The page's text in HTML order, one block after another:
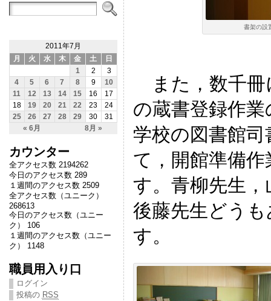
2011年7月
月
火 水 木 金 土 日
« 6月 8月 »
1 2
3
4
5 6 7 8 9
10
11
12 13 14 15 16
17
18
19 20 21 22 23
24
25
26 27 28 29 30 31
カウンター
全アクセス数 2194262
今日のアクセス数 289
１週間のアクセス数 2509
全アクセス数（ユニーク）
268613
今日のアクセス数（ユニー
ク） 106
１週間のアクセス数（ユニー
ク） 1148
職員用入り口
ログイン
投稿の RSS
書架の設
また，数千冊
の蔵書登録作
学校の図書館
て，開館準備
す。青柳先生
後藤先生どう
す。